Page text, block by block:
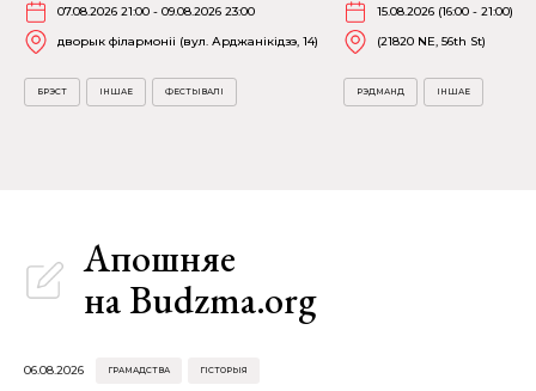
07.08.2026 21:00 - 09.08.2026 23:00
дворык філармоніі (вул. Арджанікідзэ, 14)
БРЭСТ ІНШАЕ ФЕСТЫВАЛІ
15.08.2026 (16:00 - 21:00)
(21820 NE, 56th St)
РЭДМАНД ІНШАЕ
Апошняе
на Budzma.org
06.08.2026 ГРАМАДСТВА ГІСТОРЫЯ